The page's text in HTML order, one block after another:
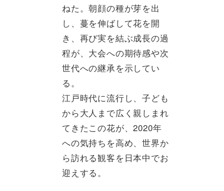
ねた。朝顔の種が芽を出
し、蔓を伸ばして花を開
き、再び実を結ぶ成長の過
程が、大会への期待感や次
世代への継承を示してい
る。
江戸時代に流行し、子ども
から大人まで広く親しまれ
てきたこの花が、2020年
への気持ちを高め、世界か
ら訪れる観客を日本中でお
迎えする。